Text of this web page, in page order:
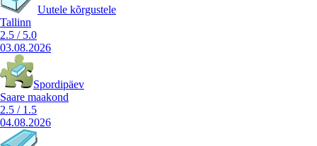
Uutele kõrgustele
Tallinn
2.5 / 5.0
03.08.2026
Spordipäev
Saare maakond
2.5 / 1.5
04.08.2026